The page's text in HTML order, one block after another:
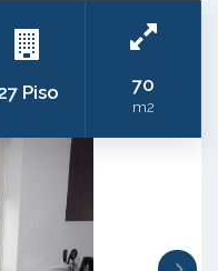
Piso 70
m2